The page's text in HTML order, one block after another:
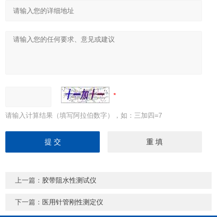
请输入计算结果（填写阿拉伯数字），如：三加四=7
上一篇： 胶带阻水性测试仪
下一篇： 医用针管刚性测定仪